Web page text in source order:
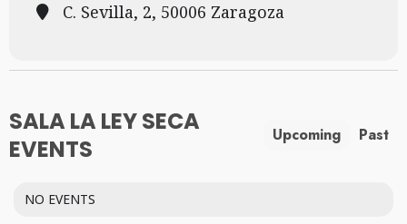
C. Sevilla, 2, 50006 Zaragoza
SALA LA LEY SECA
EVENTS
Upcoming Past
NO EVENTS